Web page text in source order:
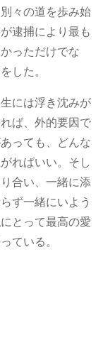
々の道を歩み始
逮捕により最も
っただけでな
した。
には浮き沈みが
ば、外的要因で
っても、どんな
ればいい。そし
合い、一緒に添
ず一緒にいよう
とって最高の愛
ている。